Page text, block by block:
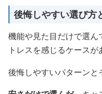
後悔しやすい選び方
機能や見た目だけで選ん
トレスを感じるケースが
後悔しやすいパターンと